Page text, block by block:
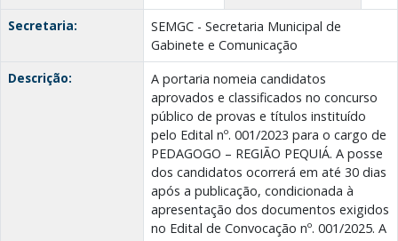
Secretaria:
SEMGC - Secretaria Municipal de
Gabinete e Comunicação
Descrição:
A portaria nomeia candidatos
aprovados e classificados no concurso
público de provas e títulos instituído
pelo Edital nº. 001/2023 para o cargo de
PEDAGOGO – REGIÃO PEQUIÁ. A posse
dos candidatos ocorrerá em até 30 dias
após a publicação, condicionada à
apresentação dos documentos exigidos
no Edital de Convocação nº. 001/2025. A